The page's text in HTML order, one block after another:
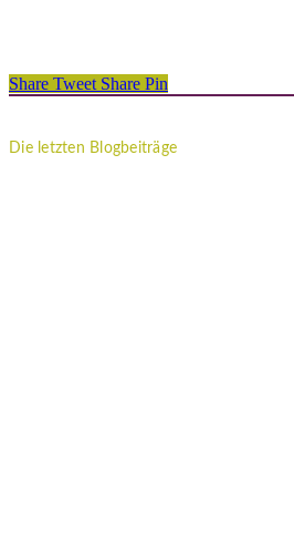
Share Tweet Share Pin
Die letzten Blogbeiträge